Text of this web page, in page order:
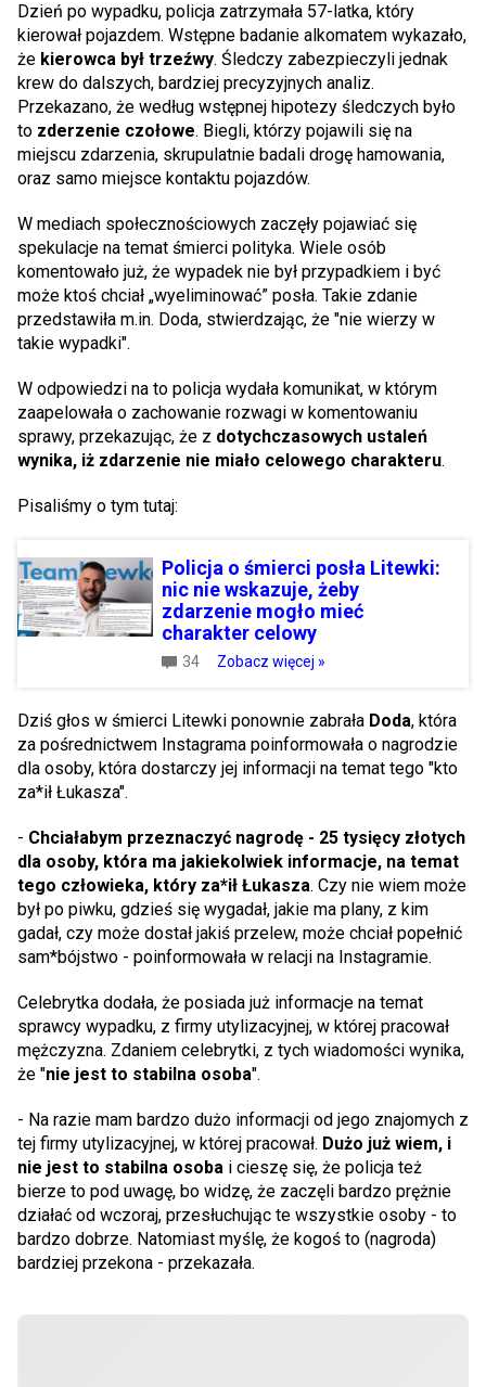
Dzień po wypadku, policja zatrzymała 57-latka, który
kierował pojazdem. Wstępne badanie alkomatem wykazało,
że kierowca był trzeźwy. Śledczy zabezpieczyli jednak
krew do dalszych, bardziej precyzyjnych analiz.
Przekazano, że według wstępnej hipotezy śledczych było
to zderzenie czołowe. Biegli, którzy pojawili się na
miejscu zdarzenia, skrupulatnie badali drogę hamowania,
oraz samo miejsce kontaktu pojazdów.
W mediach społecznościowych zaczęły pojawiać się
spekulacje na temat śmierci polityka. Wiele osób
komentowało już, że wypadek nie był przypadkiem i być
może ktoś chciał „wyeliminować” posła. Takie zdanie
przedstawiła m.in. Doda, stwierdzając, że "nie wierzy w
takie wypadki".
W odpowiedzi na to policja wydała komunikat, w którym
zaapelowała o zachowanie rozwagi w komentowaniu
sprawy, przekazując, że z dotychczasowych ustaleń
wynika, iż zdarzenie nie miało celowego charakteru.
Pisaliśmy o tym tutaj:
Policja o śmierci posła Litewki:
nic nie wskazuje, żeby
zdarzenie mogło mieć
charakter celowy
34 Zobacz więcej »
Dziś głos w śmierci Litewki ponownie zabrała Doda, która
za pośrednictwem Instagrama poinformowała o nagrodzie
dla osoby, która dostarczy jej informacji na temat tego "kto
za*ił Łukasza".
- Chciałabym przeznaczyć nagrodę - 25 tysięcy złotych
dla osoby, która ma jakiekolwiek informacje, na temat
tego człowieka, który za*ił Łukasza. Czy nie wiem może
był po piwku, gdzieś się wygadał, jakie ma plany, z kim
gadał, czy może dostał jakiś przelew, może chciał popełnić
sam*bójstwo - poinformowała w relacji na Instagramie.
Celebrytka dodała, że posiada już informacje na temat
sprawcy wypadku, z firmy utylizacyjnej, w której pracował
mężczyzna. Zdaniem celebrytki, z tych wiadomości wynika,
że "nie jest to stabilna osoba".
- Na razie mam bardzo dużo informacji od jego znajomych z
tej firmy utylizacyjnej, w której pracował. Dużo już wiem, i
nie jest to stabilna osoba i cieszę się, że policja też
bierze to pod uwagę, bo widzę, że zaczęli bardzo prężnie
działać od wczoraj, przesłuchując te wszystkie osoby - to
bardzo dobrze. Natomiast myślę, że kogoś to (nagroda)
bardziej przekona - przekazała.